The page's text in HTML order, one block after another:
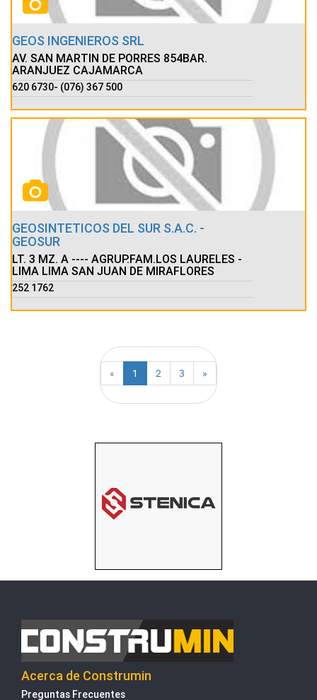
GEOS INGENIEROS SRL
AV. SAN MARTIN DE PORRES 854BAR.
ARANJUEZ CAJAMARCA
620 6730- (076) 367 500
GEOSINTETICOS DEL SUR S.A.C. -
GEOSUR
LT. 3 MZ. A ---- AGRUP.FAM.LOS LAURELES -
LIMA LIMA SAN JUAN DE MIRAFLORES
252 1762
« 1 2 3 »
Acerca de Construmin
Preguntas Frecuentes